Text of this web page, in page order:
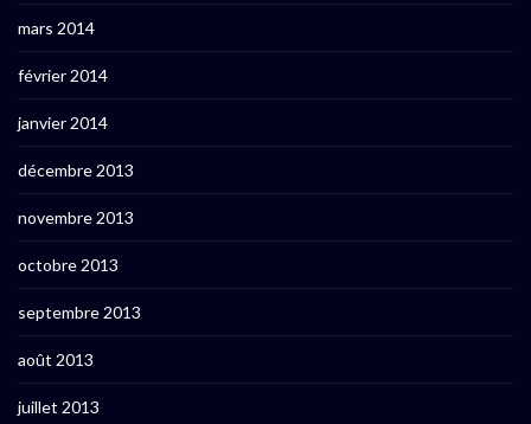
mars 2014
février 2014
janvier 2014
décembre 2013
novembre 2013
octobre 2013
septembre 2013
août 2013
juillet 2013